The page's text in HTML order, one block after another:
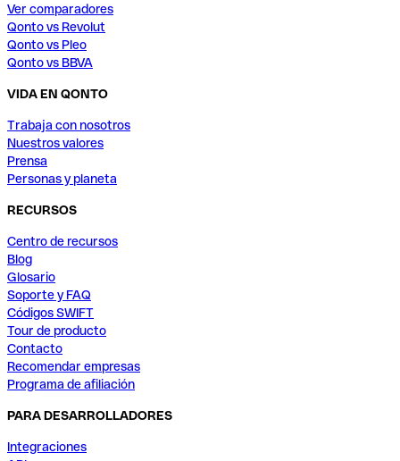
Ver comparadores
Qonto vs Revolut
Qonto vs Pleo
Qonto vs BBVA
VIDA EN QONTO
Trabaja con nosotros
Nuestros valores
Prensa
Personas y planeta
RECURSOS
Centro de recursos
Blog
Glosario
Soporte y FAQ
Códigos SWIFT
Tour de producto
Contacto
Recomendar empresas
Programa de afiliación
PARA DESARROLLADORES
Integraciones